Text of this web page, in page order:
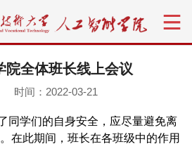
院全体班长线上会议
时间：2022-03-21
同学们的自身安全，应尽量避免离
在此期间，班长在各班级中的作用